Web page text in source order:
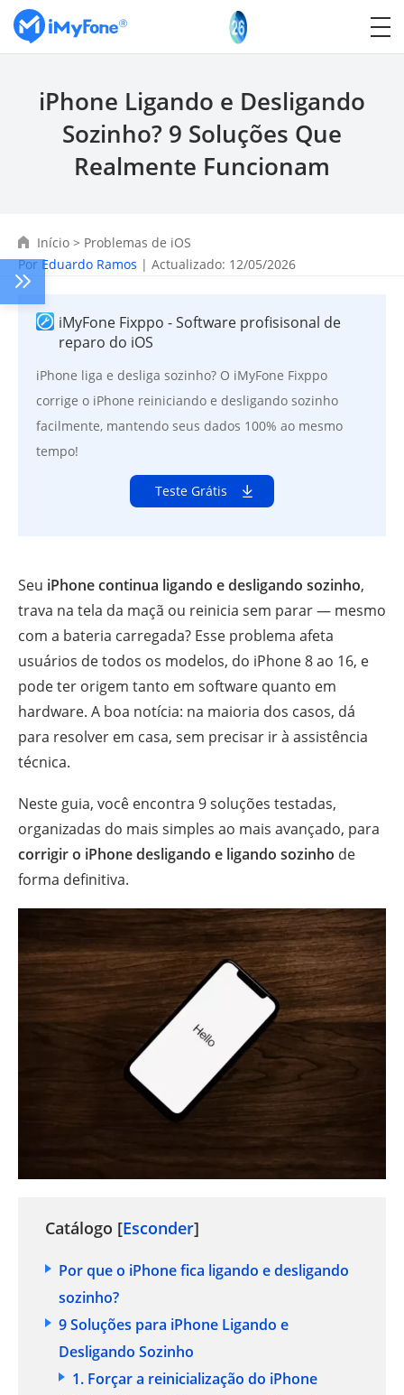
iPhone Ligando e Desligando
Sozinho? 9 Soluções Que
Realmente Funcionam
Início > Problemas de iOS
PorEduardo Ramos | Actualizado: 12/05/2026
iMyFone Fixppo - Software profisisonal de
reparo do iOS
iPhone liga e desliga sozinho? O iMyFone Fixppo
corrige o iPhone reiniciando e desligando sozinho
facilmente, mantendo seus dados 100% ao mesmo
tempo!
Teste Grátis
Seu iPhone continua ligando e desligando sozinho,
trava na tela da maçã ou reinicia sem parar — mesmo
com a bateria carregada? Esse problema afeta
usuários de todos os modelos, do iPhone 8 ao 16, e
pode ter origem tanto em software quanto em
hardware. A boa notícia: na maioria dos casos, dá
para resolver em casa, sem precisar ir à assistência
técnica.
Neste guia, você encontra 9 soluções testadas,
organizadas do mais simples ao mais avançado, para
corrigir o iPhone desligando e ligando sozinho de
forma definitiva.
Catálogo [Esconder]
Por que o iPhone fica ligando e desligando
sozinho?
9 Soluções para iPhone Ligando e
Desligando Sozinho
1. Forçar a reinicialização do iPhone